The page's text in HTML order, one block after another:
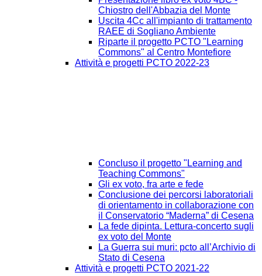
Chiostro dell'Abbazia del Monte
Uscita 4Cc all'impianto di trattamento
RAEE di Sogliano Ambiente
Riparte il progetto PCTO "Learning
Commons" al Centro Montefiore
Attività e progetti PCTO 2022-23
Concluso il progetto "Learning and
Teaching Commons"
Gli ex voto, fra arte e fede
Conclusione dei percorsi laboratoriali
di orientamento in collaborazione con
il Conservatorio “Maderna” di Cesena
La fede dipinta. Lettura-concerto sugli
ex voto del Monte
La Guerra sui muri: pcto all’Archivio di
Stato di Cesena
Attività e progetti PCTO 2021-22